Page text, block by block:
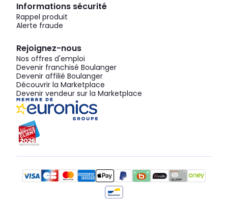
Informations sécurité
Rappel produit
Alerte fraude
Rejoignez-nous
Nos offres d'emploi
Devenir franchisé Boulanger
Devenir affilié Boulanger
Découvrir la Marketplace
Devenir vendeur sur la Marketplace